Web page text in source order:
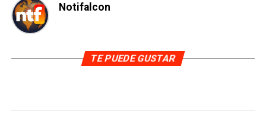
Notifalcon
TE PUEDE GUSTAR